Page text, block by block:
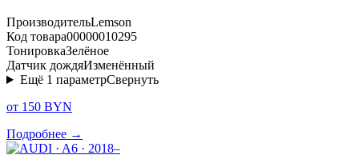
ПроизводительLemson
Код товара00000010295
ТонировкаЗелёное
Датчик дождяИзменённый
Ещё 1 параметрСвернуть
от 150 BYN
Подробнее →